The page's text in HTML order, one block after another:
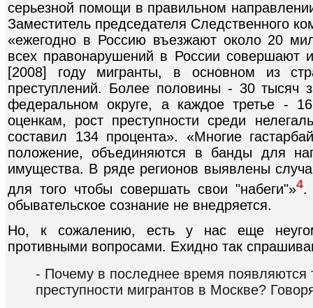
серьезной помощи в правильном
Заместитель председателя Следственного
«ежегодно в Россию въезжают около 20
всех правонарушений в России совершают
[2008] году мигранты, в основном из
преступлений. Более половины - 30 тысяч
федеральном округе, а каждое третье -
оценкам, рост преступности среди
составил 134 процента». «Многие
положение, объединяются в банды для
имущества. В ряде регионов выявлены
для того чтобы совершать свои "набеги"»4.
обывательское сознание не внедряется.
Но, к сожалению, есть у нас еще
противными вопросами. Ехидно так
- Почему в последнее время появляются
преступности мигрантов в Москве?